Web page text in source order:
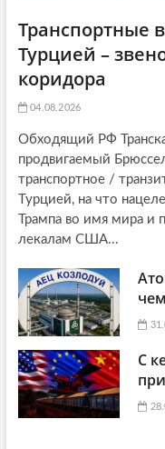
Транспортные
Турцией –
коридора
04.08.2026
Обходящий РФ
продвигаемый
транспортное /
Турцией, на что
Трампа во имя мира и
лекалам США...
С